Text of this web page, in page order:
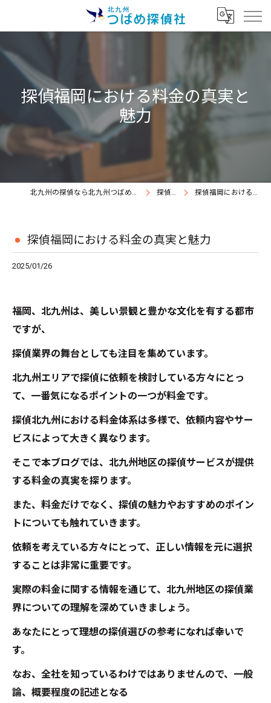
探偵福岡における料金の真実と
魅力
北九州の探偵なら北九州つばめ探偵社｜証拠満載提出継続中 探偵コラム 探偵福岡における料金の真実と魅力
探偵福岡における料金の真実と魅力
2025/01/26
福岡、北九州は、美しい景観と豊かな文化を有する都市
ですが、
探偵業界の舞台としても注目を集めています。
北九州エリアで探偵に依頼を検討している方々にとっ
て、一番気になるポイントの一つが料金です。
探偵北九州における料金体系は多様で、依頼内容やサー
ビスによって大きく異なります。
そこで本ブログでは、北九州地区の探偵サービスが提供
する料金の真実を探ります。
また、料金だけでなく、探偵の魅力やおすすめのポイン
トについても触れていきます。
依頼を考えている方々にとって、正しい情報を元に選択
することは非常に重要です。
実際の料金に関する情報を通じて、北九州地区の探偵業
界についての理解を深めていきましょう。
あなたにとって理想の探偵選びの参考になれば幸いで
す。
なお、全社を知っているわけではありませんので、一般
論、概要程度の記述となる